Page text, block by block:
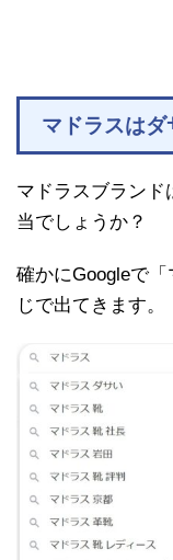
マドラスはダ
マドラスブランド
当でしょうか？
確かにGoogleで
じで出てきます。